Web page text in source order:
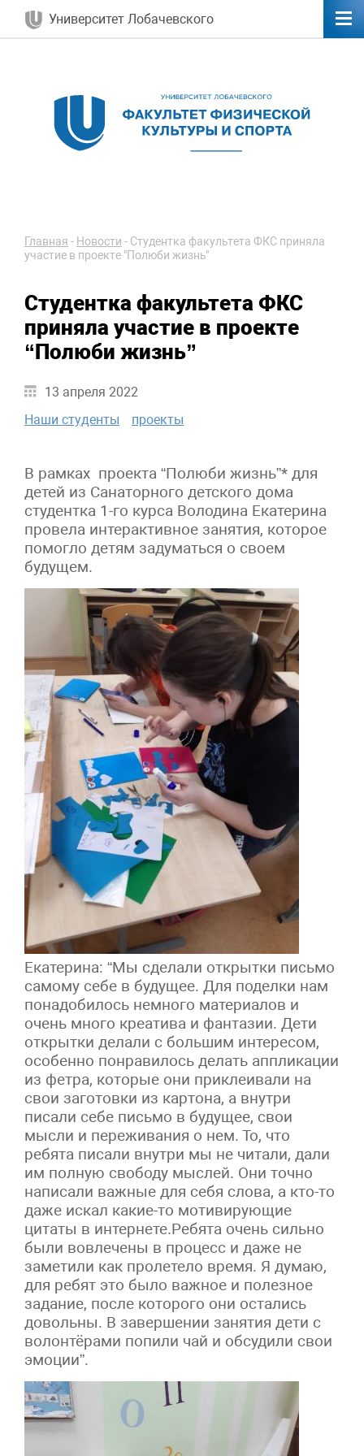
Университет Лобачевского
Главная - Новости - Студентка факультета ФКС приняла
участие в проекте "Полюби жизнь"
Студентка факультета ФКС
приняла участие в проекте
“Полюби жизнь”
13 апреля 2022
Наши студенты
проекты
В рамках проекта “Полюби жизнь”* для
детей из Санаторного детского дома
студентка 1-го курса Володина Екатерина
провела интерактивное занятия, которое
помогло детям задуматься о своем
будущем.
Екатерина: “Мы сделали открытки письмо
самому себе в будущее. Для поделки нам
понадобилось немного материалов и
очень много креатива и фантазии. Дети
открытки делали с большим интересом,
особенно понравилось делать аппликации
из фетра, которые они приклеивали на
свои заготовки из картона, а внутри
писали себе письмо в будущее, свои
мысли и переживания о нем. То, что
ребята писали внутри мы не читали, дали
им полную свободу мыслей. Они точно
написали важные для себя слова, а кто-то
даже искал какие-то мотивирующие
цитаты в интернете.Ребята очень сильно
были вовлечены в процесс и даже не
заметили как пролетело время. Я думаю,
для ребят это было важное и полезное
задание, после которого они остались
довольны. В завершении занятия дети с
волонтёрами попили чай и обсудили свои
эмоции”.